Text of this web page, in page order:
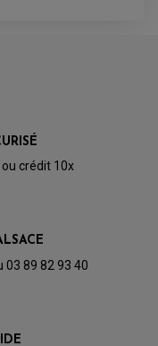
crédit 10x
03 89 82 93 40